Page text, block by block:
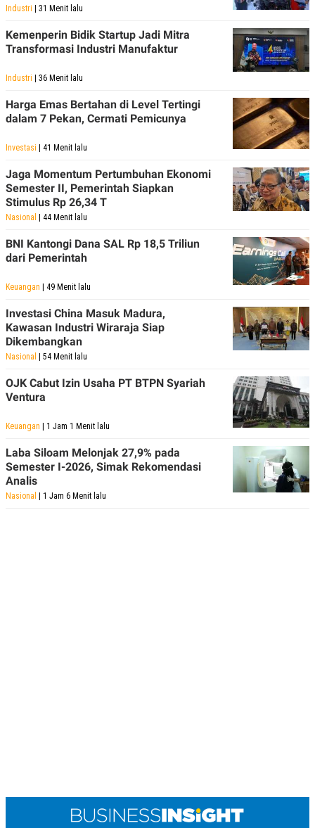
Industri | 31 Menit lalu
Kemenperin Bidik Startup Jadi Mitra
Transformasi Industri Manufaktur
Industri | 36 Menit lalu
Harga Emas Bertahan di Level Tertingi
dalam 7 Pekan, Cermati Pemicunya
Investasi | 41 Menit lalu
Jaga Momentum Pertumbuhan Ekonomi
Semester II, Pemerintah Siapkan
Stimulus Rp 26,34 T
Nasional | 44 Menit lalu
BNI Kantongi Dana SAL Rp 18,5 Triliun
dari Pemerintah
Keuangan | 49 Menit lalu
Investasi China Masuk Madura,
Kawasan Industri Wiraraja Siap
Dikembangkan
Nasional | 54 Menit lalu
OJK Cabut Izin Usaha PT BTPN Syariah
Ventura
Keuangan | 1 Jam 1 Menit lalu
Laba Siloam Melonjak 27,9% pada
Semester I-2026, Simak Rekomendasi
Analis
Nasional | 1 Jam 6 Menit lalu